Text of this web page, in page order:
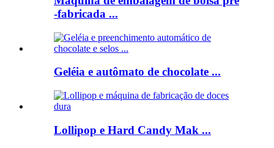
-fabricada ...
Geléia e autômato de chocolate ...
Lollipop e Hard Candy Mak ...